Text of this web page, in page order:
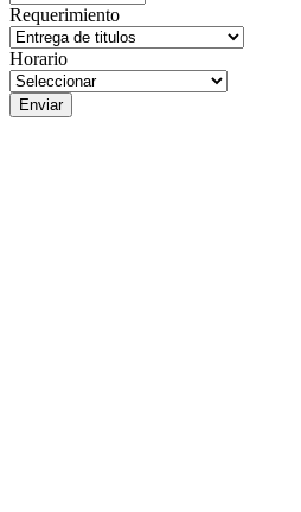
Requerimiento
Horario
Enviar